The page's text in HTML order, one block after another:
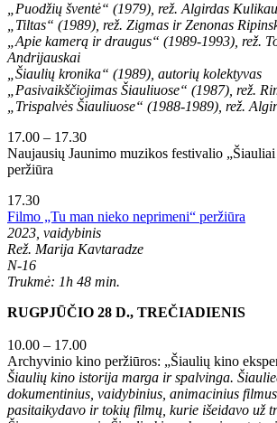
„Puodžių šventė“ (1979), rež. Algirdas
„Tiltas“ (1989), rež. Zigmas ir Zenonas
„Apie kamerą ir draugus“ (1989-1993), rež.
Andrijauskai
„Šiaulių kronika“ (1989), autorių kolektyvas
„Pasivaikščiojimas Šiauliuose“ (1987), rež.
„Trispalvės Šiauliuose“ (1988-1989), rež.
17.00 – 17.30
Naujausių Jaunimo muzikos festivalio
peržiūra
17.30
Filmo „Tu man nieko neprimeni“ peržiūra
2023, vaidybinis
Rež. Marija Kavtaradze
N-16
Trukmė: 1h 48 min.
RUGPJŪČIO 28 D., TREČIADIENIS
10.00 – 17.00
Archyvinio kino peržiūros: „Šiaulių kino
Šiaulių kino istorija marga ir spalvinga.
dokumentinius, vaidybinius, animacinius
pasitaikydavo ir tokių filmų, kurie išeidavo už